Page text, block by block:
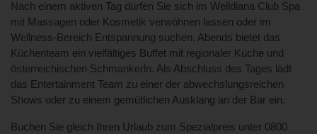
Nach einem aktiven Tag dürfen Sie sich im Welldiana Club Spa
mit Massagen oder Kosmetik verwöhnen lassen oder im
Wellness-Bereich Entspannung suchen. Abends bietet das
Küchenteam ein vielfältiges Buffet mit regionaler Küche und
österreichischen Schmankerln. Als Abschluss des Tages lädt
das Entertainment Team zu einer der abwechslungsreichen
Shows oder zu einem gemütlichen Ausklang an der Bar ein.
Buchen Sie gleich Ihren Urlaub zum Spezialpreis unter 0800